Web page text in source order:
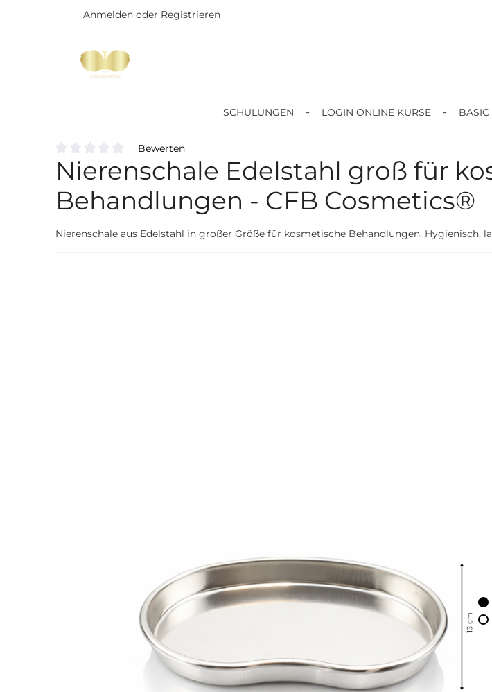
Zum Hauptinhalt springen
Anmelden oder Registrieren
SCHULUNGEN LOGIN ONLINE KURSE BASIC
Durchschnittliche Bewertung von 0 von 5 Sternen
Bewerten
Nierenschale Edelstahl groß für
Behandlungen - CFB Cosmetics®
Nierenschale aus Edelstahl in großer Größe für kosmetische Behandlungen. Hygienisch,